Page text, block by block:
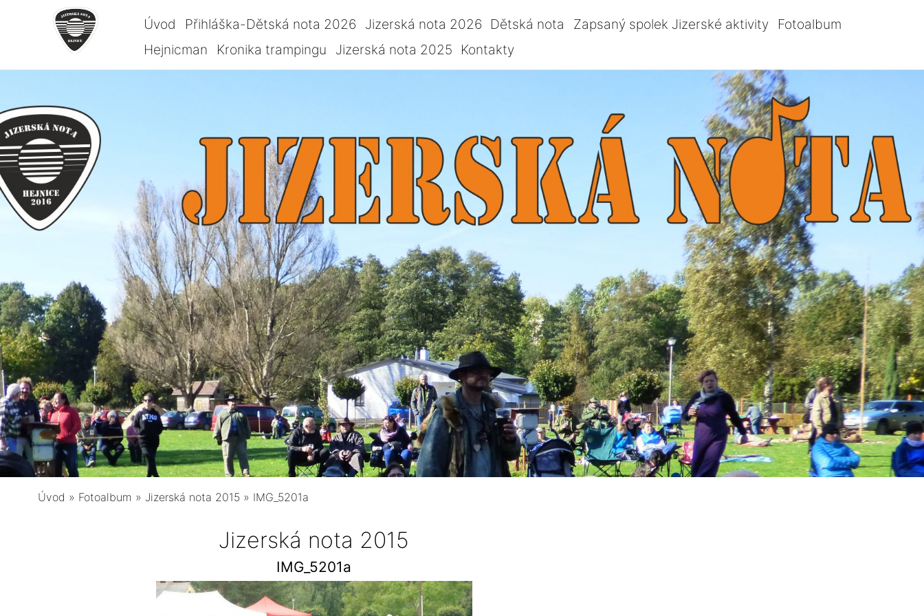
Úvod Přihláška-Dětská nota 2026 Jizerská nota 2026 Dětská nota Zapsaný spolek Jizerské aktivity
Fotoalbum
Hejnicman
Kronika trampingu Jizerská nota 2025 Kontakty
Úvod » Fotoalbum » Jizerská nota 2015 » IMG_5201a
Jizerská nota 2015
IMG_5201a